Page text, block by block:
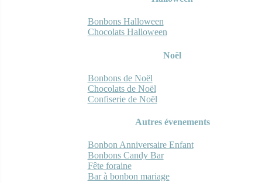
Bonbons Halloween
Chocolats Halloween
Noël
Bonbons de Noël
Chocolats de Noël
Confiserie de Noël
Autres évenements
Bonbon Anniversaire Enfant
Bonbons Candy Bar
Fête foraine
Bar à bonbon mariage